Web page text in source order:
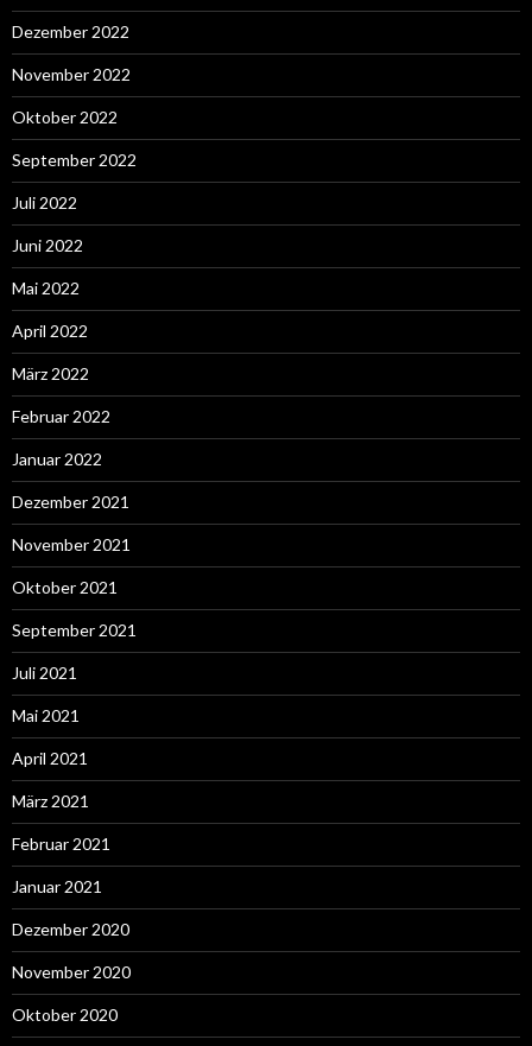
Dezember 2022
November 2022
Oktober 2022
September 2022
Juli 2022
Juni 2022
Mai 2022
April 2022
März 2022
Februar 2022
Januar 2022
Dezember 2021
November 2021
Oktober 2021
September 2021
Juli 2021
Mai 2021
April 2021
März 2021
Februar 2021
Januar 2021
Dezember 2020
November 2020
Oktober 2020